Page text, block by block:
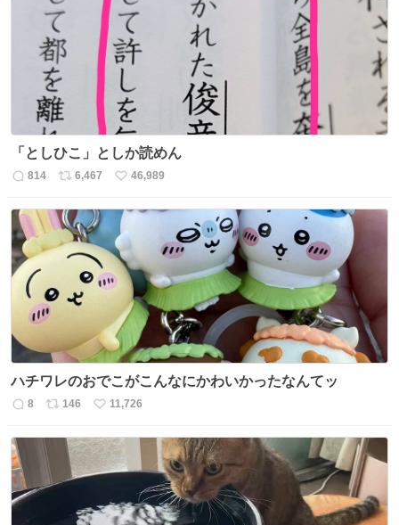
ト
数
数
「としひこ」としか読めん
返
数
814
リ
ス
ト
数
6,467
い
ね
数
46,989
ハチワレのおでこがこんなにかわいかったなんてッ
返
数
8
リ
ス
ト
数
146
い
ね
数
11,726